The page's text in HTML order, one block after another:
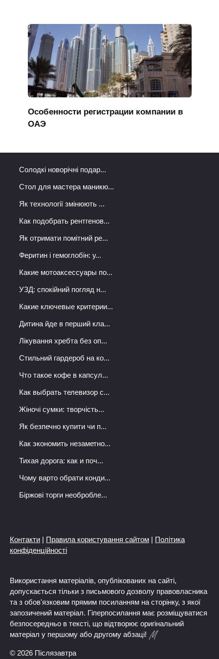
Особенности регистрации компании в
ОАЭ
Солодкі новорічні подар...
Стол для мастера маникю...
Як технології змінюють ...
Как подобрать рентгенов...
Як отримати помітний ре...
Феритин і гемоглобін: у...
Какие мотоаксессуары по...
УЗД: спокійний погляд н...
Какие ключевые критерии...
Дитина йде в перший кла...
Лікування хребта без оп...
Стильний гардероб на ко...
Что такое кофе в капсул...
Как выбрать телевизор с...
Жіночі сумки: творчість...
Як безпечно купити чи п...
Как экономить незаметно...
Тихая дорога: как и поч...
Чому варто обрати конди...
Біржові торги необробле...
Контакти Правила користування сайтом
Політика
конфіденційності
Використання матеріалів, опублікованих на сайті,
допускається тільки з письмового дозволу правовласника
та з обов'язковим прямим посиланням на сторінку, з якої
запозичений матеріал. Гіперпосилання має розміщуватися
безпосередньо в тексті, що відтворює оригінальний
матеріал у першому або другому абзаці!
© 2026 Післязавтра